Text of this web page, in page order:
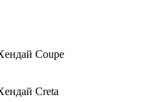
Coupe
Creta